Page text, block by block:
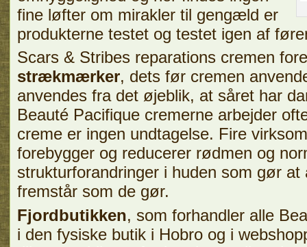
fine løfter om mirakler til gengæld er
produkterne testet og testet igen af
Scars & Stribes reparations cremen
strækmærker, dets før cremen
anvendes fra det øjeblik, at såret har
Beauté Pacifique cremerne arbejder
creme er ingen undtagelse. Fire
forebygger og reducerer rødmen og
strukturforandringer i huden som gør
fremstår som de gør.
Fjordbutikken, som forhandler alle
i den fysiske butik i Hobro og i